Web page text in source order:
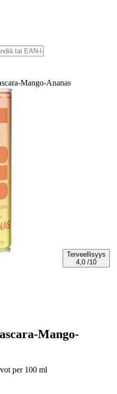
Mango-Ananas
Terveellisyys
4,0 /10
Mango-
per 100 ml